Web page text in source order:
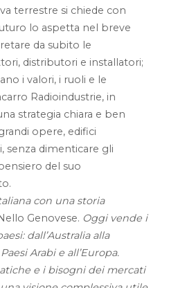
terrestre si chiede con
lo aspetta nel breve
da subito le
distributori e installatori;
i valori, i ruoli e le
Radioindustrie, in
strategia chiara e ben
opere, edifici
senza dimenticare gli
del suo
con una storia
Genovese. Oggi vende i
dall’Australia alla
Arabi e all’Europa.
e i bisogni dei mercati